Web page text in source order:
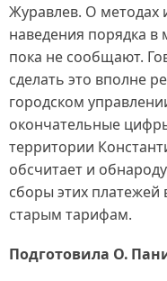
Журавлев. О методах
наведения порядка в
пока не сообщают.
сделать это вполне
городском
окончательные
территории
обсчитает и
сборы этих платежей
старым тарифам.
Подготовила О.